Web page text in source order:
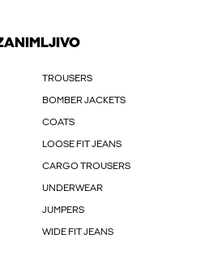
TROUSERS
BOMBER JACKETS
COATS
LOOSE FIT JEANS
CARGO TROUSERS
UNDERWEAR
JUMPERS
WIDE FIT JEANS